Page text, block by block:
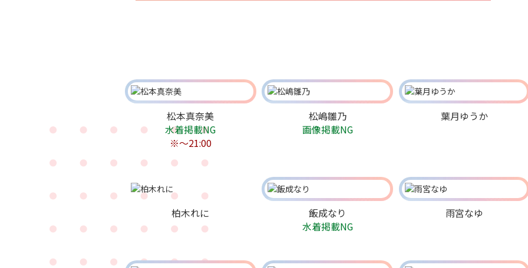
松本真奈美
水着掲載NG
※〜21:00
松嶋雛乃
画像掲載NG
葉月ゆうか
柏木れに
飯成なり
水着掲載NG
雨宮なゆ